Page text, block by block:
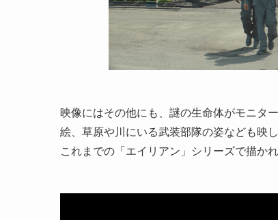
映像にはその他にも、謎の生命体がモニタ
絵、草原や川にいる武装部隊の姿なども映
これまでの「エイリアン」シリーズで描か